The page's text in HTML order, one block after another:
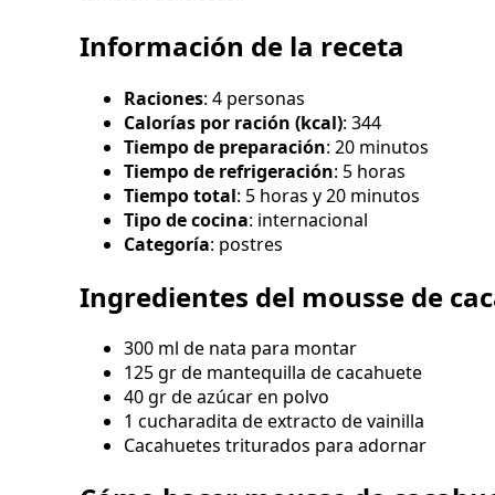
Información de la receta
Raciones: 4 personas
Calorías por ración (kcal): 344
Tiempo de preparación: 20 minutos
Tiempo de refrigeración: 5 horas
Tiempo total: 5 horas y 20 minutos
Tipo de cocina: internacional
Categoría: postres
Ingredientes del mousse de
300 ml de nata para montar
125 gr de mantequilla de cacahuete
40 gr de azúcar en polvo
1 cucharadita de extracto de vainilla
Cacahuetes triturados para adornar